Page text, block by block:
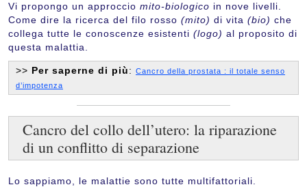
Vi propongo un approccio mito-biologico in nove livelli.
Come dire la ricerca del filo rosso (mito) di vita (bio) che
collega tutte le conoscenze esistenti (logo) al proposito di
questa malattia.
>> Per saperne di più: Cancro della prostata : il totale senso
d’impotenza
Cancro del collo dell’utero: la riparazione
di un conflitto di separazione
Lo sappiamo, le malattie sono tutte multifattoriali.